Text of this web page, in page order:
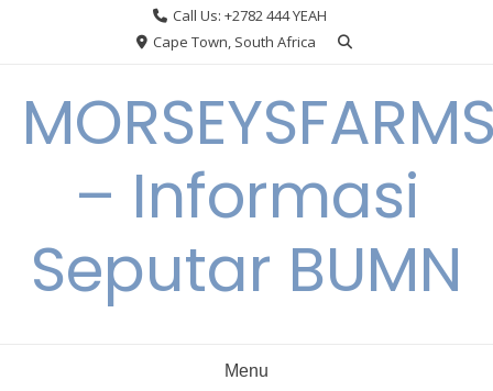
Call Us: +2782 444 YEAH
Cape Town, South Africa
– Informasi
Seputar BUMN
Menu